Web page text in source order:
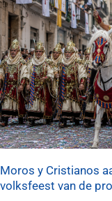
Moros y Cristianos
volksfeest van de